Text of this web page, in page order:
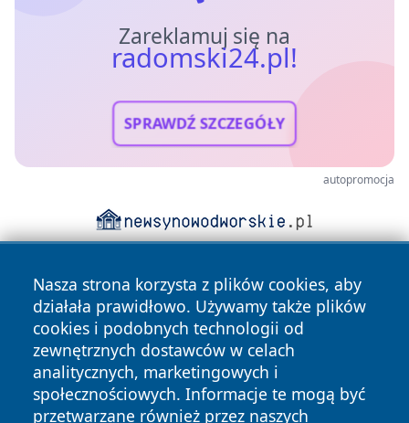
Zareklamuj się na
radomski24.pl!
SPRAWDŹ SZCZEGÓŁY
autopromocja
Nasza strona korzysta z plików cookies, aby
działała prawidłowo. Używamy także plików
cookies i podobnych technologii od
zewnętrznych dostawców w celach
analitycznych, marketingowych i
społecznościowych. Informacje te mogą być
przetwarzane również przez naszych
Copyright © 2026 radomski24.pl Wszystkie prawa
zastrzeżone.